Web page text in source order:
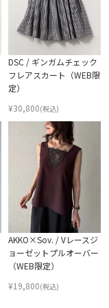
DSC / ギンガムチェック
フレアスカート（WEB限
定）
¥30,800(税込)
AKKO×Sov. / Vレースジ
ョーゼットプルオーバー
（WEB限定）
¥19,800(税込)